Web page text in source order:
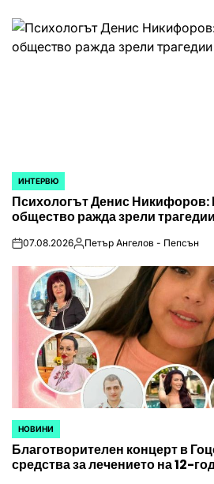
POSTED
IN
ИНТЕРВЮ
Психологът Денис Никифоров:
общество ражда зрели трагедии
on07.08.2026PostedПетър Ангелов - Пепсън
POSTED
IN
НОВИНИ
Благотворителен концерт в
средства за лечението на 12-